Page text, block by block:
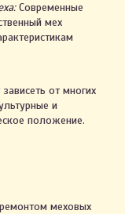
Современные
мех
от многих
и
положение.
меховых